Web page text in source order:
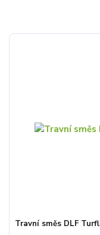
Travní směs DLF